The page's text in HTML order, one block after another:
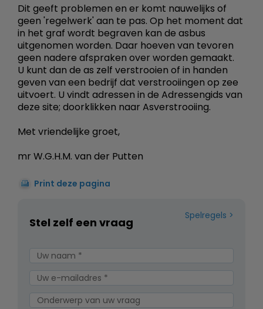
Dit geeft problemen en er komt nauwelijks of
geen 'regelwerk' aan te pas. Op het moment dat
in het graf wordt begraven kan de asbus
uitgenomen worden. Daar hoeven van tevoren
geen nadere afspraken over worden gemaakt.
U kunt dan de as zelf verstrooien of in handen
geven van een bedrijf dat verstrooiingen op zee
uitvoert. U vindt adressen in de Adressengids van
deze site; doorklikken naar Asverstrooiing.
Met vriendelijke groet,
mr W.G.H.M. van der Putten
Print deze pagina
Spelregels
Stel zelf een vraag